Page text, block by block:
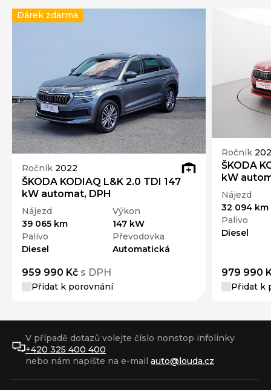
Ročník 2022
ŠKODA KODIAQ L&K 2.0 TDI 147
kW automat, DPH
Nájezd
39 065 km
Výkon
147 kW
Palivo
Diesel
Převodovka
Automatická
959 990 Kč s DPH
Přidat k porovnání
Dárek zdarma
Ročník
ŠKODA
kW
Nájezd
32 094 km
Palivo
Diesel
979 990
Přidat k
V případě dotazů volejte číslo nonstop infolinky
+420 325 400 400
nebo nám napište na e-mail auto@louda.cz